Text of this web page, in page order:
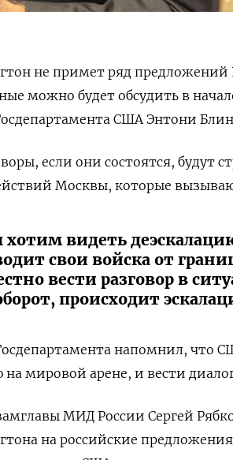
не примет ряд предложений
можно будет обсудить в
США Энтони
если они состоятся, будут
Москвы, которые
видеть
свои войска от
вести разговор в
происходит
напомнил, что
на мировой арене, и вести
МИД России Сергей
на российские